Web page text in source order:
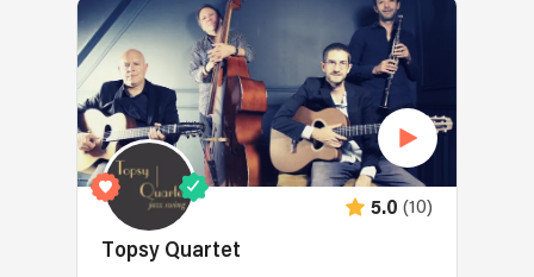
variété
française
et
internationale,
latino,
pop,
rock,
RnB
et
musiques
jazzy,
notre
collectif
propose
plusieurs
formations
pour
créer
des
ambiances
5.0 (10)
Topsy Quartet